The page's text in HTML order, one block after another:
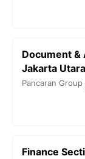
Document &
Jakarta Utara
Pancaran Group
Finance